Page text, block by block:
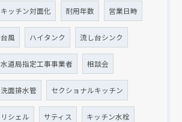
キッチン対面化 耐用年数 営業日時
台風 ハイタンク 流し台シンク
水道局指定工事事業者 相談会
洗面排水管 セクショナルキッチン
リシェル サティス キッチン水栓